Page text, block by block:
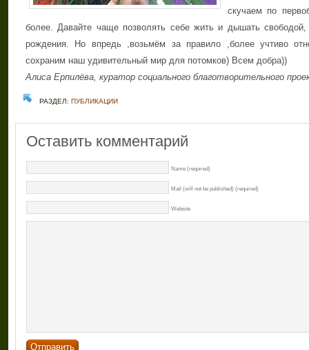
скучаем по
более. Давайте чаще позволять себе жить и дышать
рождения. Но впредь ,возьмём за правило ,более учтиво
сохраним наш удивительный мир для потомков) Всем добра))
Алиса Ерпилёва, куратор социального благотворительного
РАЗДЕЛ: ПУБЛИКАЦИИ
Оставить комментарий
Name (required)
Mail (will not be published) (required)
Website